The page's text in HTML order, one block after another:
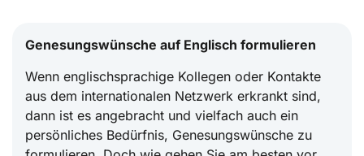
Genesungswünsche auf Englisch formulieren
Wenn englischsprachige Kollegen oder Kontakte
aus dem internationalen Netzwerk erkrankt sind,
dann ist es angebracht und vielfach auch ein
persönliches Bedürfnis, Genesungswünsche zu